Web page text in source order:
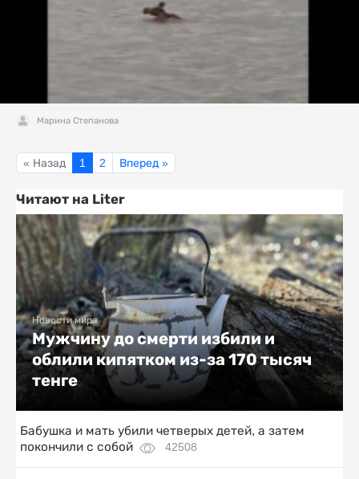
Марина Степанова
« Назад 1 2 Вперед »
Читают на Liter
Новости мира
Мужчину до смерти избили и
облили кипятком из-за 170 тысяч
тенге
Бабушка и мать убили четверых детей, а затем
покончили с собой
42508